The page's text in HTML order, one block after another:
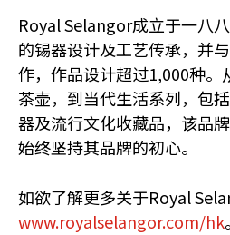
Royal Selangor成立于一八
的锡器设计及工艺传承，并
作，作品设计超过1,000种。
茶壶，到当代生活系列，包
器及流行文化收藏品，该品
始终坚持其品牌的初心。
如欲了解更多关于Royal
www.royalselangor.com/hk。